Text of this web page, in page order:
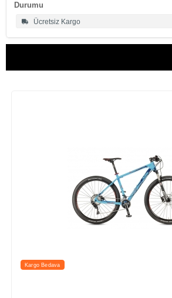
Durumu
Ücretsiz Kargo
Kargo Bedava